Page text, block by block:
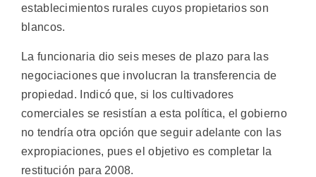
establecimientos rurales cuyos propietarios son
blancos.
La funcionaria dio seis meses de plazo para las
negociaciones que involucran la transferencia de
propiedad. Indicó que, si los cultivadores
comerciales se resistían a esta política, el gobierno
no tendría otra opción que seguir adelante con las
expropiaciones, pues el objetivo es completar la
restitución para 2008.